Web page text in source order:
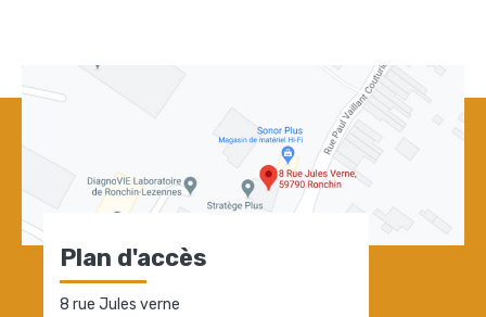
Plan d'accès
8 rue Jules verne